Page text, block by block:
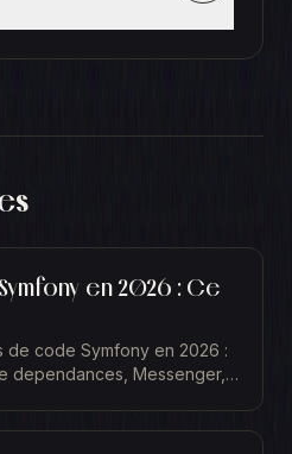
en 2026 : Ce
de code Symfony en 2026 :
dependances, Messenger,